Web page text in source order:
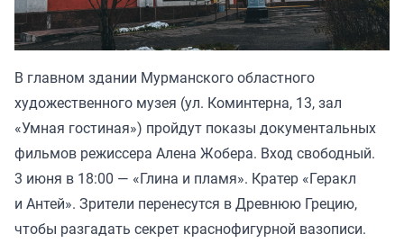
В главном здании Мурманского областного
художественного музея (ул. Коминтерна, 13, зал
«Умная гостиная») пройдут показы документальных
фильмов режиссера Алена Жобера. Вход свободный.
3 июня в 18:00 — «Глина и пламя». Кратер «Геракл
и Антей». Зрители перенесутся в Древнюю Грецию,
чтобы разгадать секрет краснофигурной вазописи.